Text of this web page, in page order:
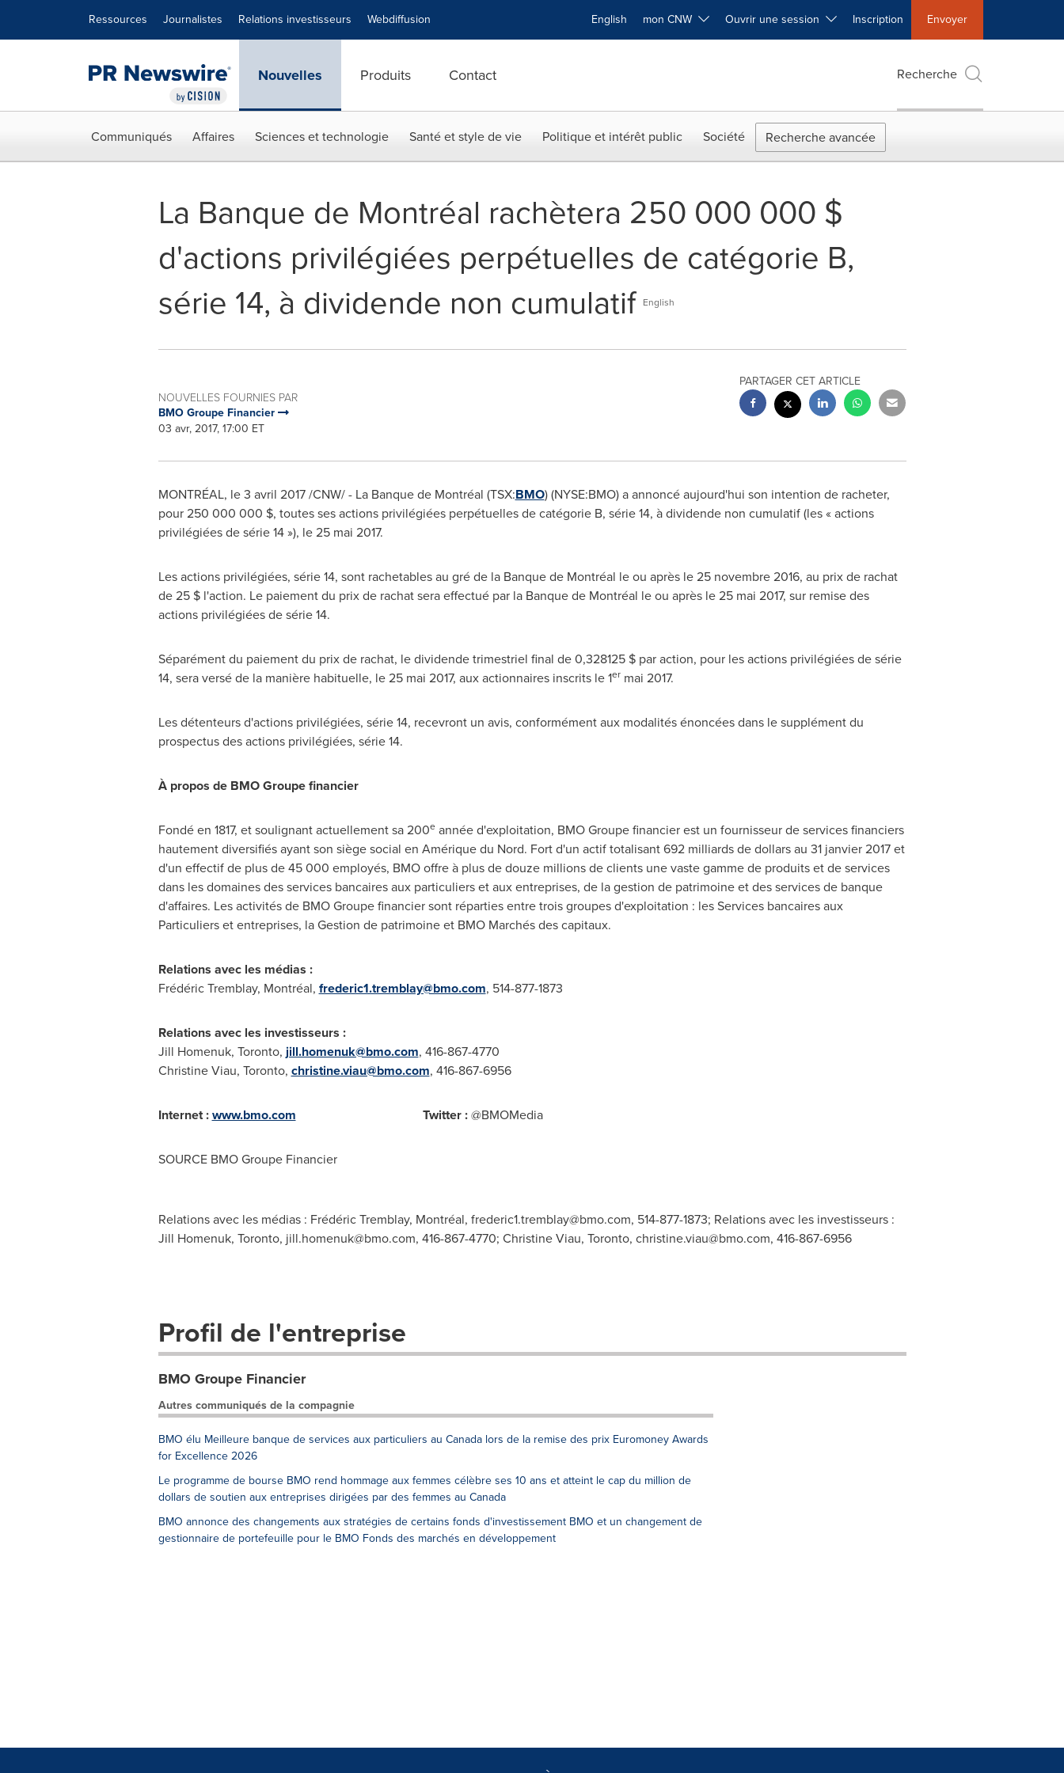
Ressources Journalistes Relations investisseurs Webdiffusion English mon CNW Ouvrir une session Inscription Envoyer
Nouvelles Produits Contact Recherche
Communiqués Affaires Sciences et technologie Santé et style de vie Politique et intérêt public Société Recherche avancée
La Banque de Montréal rachètera 250 000 000 $
d'actions privilégiées perpétuelles de catégorie B,
série 14, à dividende non cumulatif English
NOUVELLES FOURNIES PAR
BMO Groupe Financier
03 avr, 2017, 17:00 ET
PARTAGER CET ARTICLE
MONTRÉAL, le 3 avril 2017 /CNW/ - La Banque de Montréal (TSX:BMO) (NYSE:BMO) a annoncé aujourd'hui son intention de racheter,
pour 250 000 000 $, toutes ses actions privilégiées perpétuelles de catégorie B, série 14, à dividende non cumulatif (les « actions
privilégiées de série 14 »), le 25 mai 2017.
Les actions privilégiées, série 14, sont rachetables au gré de la Banque de Montréal le ou après le 25 novembre 2016, au prix de rachat
de 25 $ l'action. Le paiement du prix de rachat sera effectué par la Banque de Montréal le ou après le 25 mai 2017, sur remise des
actions privilégiées de série 14.
Séparément du paiement du prix de rachat, le dividende trimestriel final de 0,328125 $ par action, pour les actions privilégiées de série
14, sera versé de la manière habituelle, le 25 mai 2017, aux actionnaires inscrits le 1ermai 2017.
Les détenteurs d'actions privilégiées, série 14, recevront un avis, conformément aux modalités énoncées dans le supplément du
prospectus des actions privilégiées, série 14.
À propos de BMO Groupe financier
Fondé en 1817, etsoulignant actuellement sa 200eannée d'exploitation, BMO Groupe financier est un fournisseur de services financiers
hautement diversifiés ayant son siège social en Amérique du Nord. Fort d'un actif totalisant 692 milliards de dollars au 31 janvier2017 et
d'un effectif de plus de 45 000 employés, BMO offre à plus de douze millions de clients une vaste gamme de produits et de services
dans les domaines des services bancaires aux particuliers et aux entreprises, de la gestion de patrimoine et des services de banque
d'affaires. Les activités de BMO Groupe financier sont réparties entre trois groupes d'exploitation : les Services bancaires aux
Particuliers et entreprises, laGestion depatrimoine et BMO Marchés des capitaux.
Relations avec les médias :
FrédéricTremblay, Montréal, frederic1.tremblay@bmo.com, 514-877-1873
Relations avec les investisseurs :
Jill Homenuk, Toronto, jill.homenuk@bmo.com, 416-867-4770
Christine Viau, Toronto, christine.viau@bmo.com, 416-867-6956
Internet :www.bmo.com Twitter :@BMOMedia
SOURCE BMO Groupe Financier
Relations avec les médias : Frédéric Tremblay, Montréal, frederic1.tremblay@bmo.com, 514-877-1873; Relations avec les investisseurs :
Jill Homenuk, Toronto, jill.homenuk@bmo.com, 416-867-4770; Christine Viau, Toronto, christine.viau@bmo.com, 416-867-6956
Profil de l'entreprise
BMO Groupe Financier
Autres communiqués de la compagnie
BMO élu Meilleure banque de services aux particuliers au Canada lors de la remise des prix Euromoney Awards
for Excellence 2026
Le programme de bourse BMO rend hommage aux femmes célèbre ses 10 ans et atteint le cap du million de
dollars de soutien aux entreprises dirigées par des femmes au Canada
BMO annonce des changements aux stratégies de certains fonds d'investissement BMO et un changement de
gestionnaire de portefeuille pour le BMO Fonds des marchés en développement